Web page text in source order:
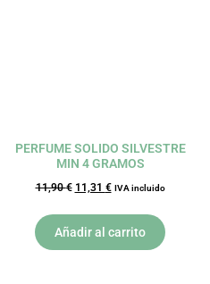
PERFUME SOLIDO SILVESTRE
MIN 4 GRAMOS
11,90€ 11,31 € IVA incluido
Añadir al carrito